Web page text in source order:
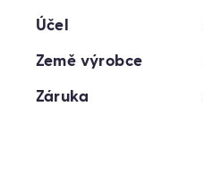
Účel
Země výrobce
Záruka